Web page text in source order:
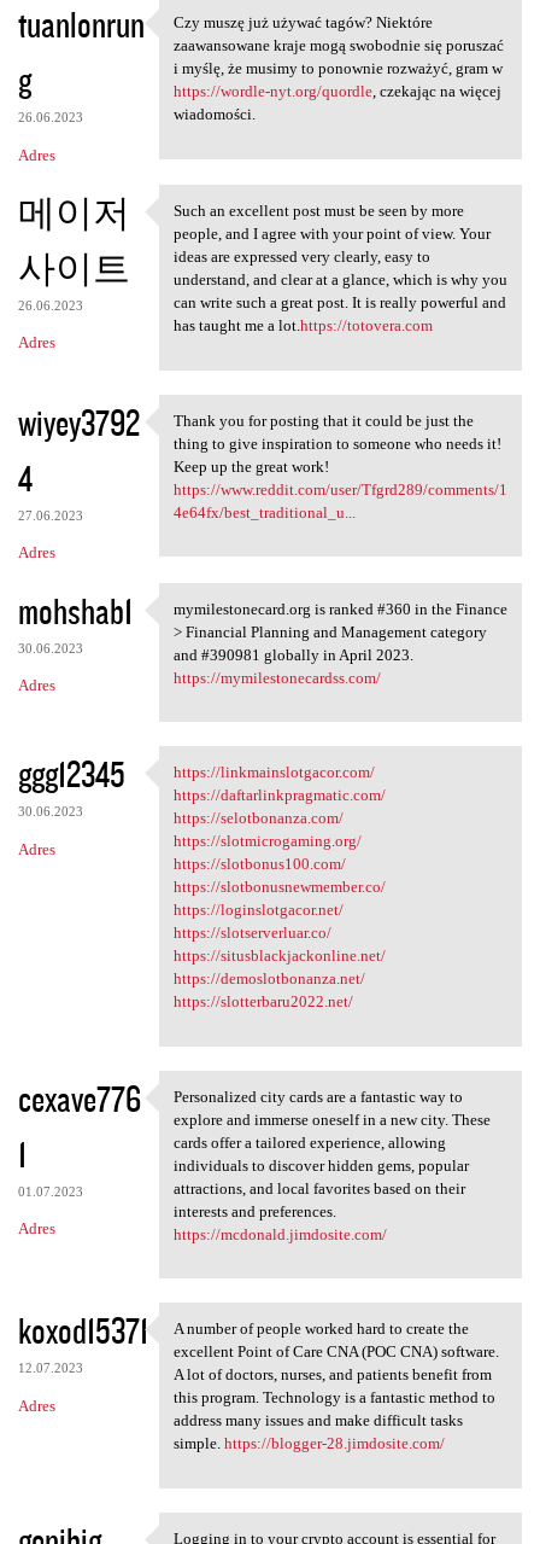
tuanlonrun
g
26.06.2023
Adres
Czy muszę już używać tagów?
Czy muszę już używać tagów? Niektóre
zaawansowane kraje mogą swobodnie się poruszać
i myślę, że musimy to ponownie rozważyć, gram w
https://wordle-nyt.org/quordle, czekając na więcej
wiadomości.
메이저
사이트
26.06.2023
Adres
Such an excellent post must
Such an excellent post must be seen by more
people, and I agree with your point of view. Your
ideas are expressed very clearly, easy to
understand, and clear at a glance, which is why you
can write such a great post. It is really powerful and
has taught me a lot.https://totovera.com
wiyey3792
4
27.06.2023
Adres
Thank you for posting that it
Thank you for posting that it could be just the
thing to give inspiration to someone who needs it!
Keep up the great work!
https://www.reddit.com/user/Tfgrd289/comments/1
4e64fx/best_traditional_u...
mohshab1
30.06.2023
Adres
mymilestonecard.org is ranked
mymilestonecard.org is ranked #360 in the Finance
> Financial Planning and Management category
and #390981 globally in April 2023.
https://mymilestonecardss.com/
ggg12345
30.06.2023
Adres
https://linkmainslotgacor.com
https://linkmainslotgacor.com/
https://daftarlinkpragmatic.com/
https://selotbonanza.com/
https://slotmicrogaming.org/
https://slotbonus100.com/
https://slotbonusnewmember.co/
https://loginslotgacor.net/
https://slotserverluar.co/
https://situsblackjackonline.net/
https://demoslotbonanza.net/
https://slotterbaru2022.net/
cexave776
1
01.07.2023
Adres
Personalized city cards are a
Personalized city cards are a fantastic way to
explore and immerse oneself in a new city. These
cards offer a tailored experience, allowing
individuals to discover hidden gems, popular
attractions, and local favorites based on their
interests and preferences.
https://mcdonald.jimdosite.com/
koxod15371
12.07.2023
Adres
A number of people worked
A number of people worked hard to create the
excellent Point of Care CNA (POC CNA) software.
A lot of doctors, nurses, and patients benefit from
this program. Technology is a fantastic method to
address many issues and make difficult tasks
simple. https://blogger-28.jimdosite.com/
Logging in to your crypto account is essential for